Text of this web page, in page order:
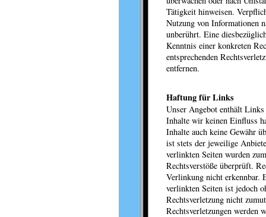
Tätigkeit hinweisen.
Nutzung von Informationen
unberührt. Eine
Kenntnis einer konkreten
entsprechenden
entfernen.
Haftung für Links
Unser Angebot enthält
Inhalte wir keinen Einfluss
Inhalte auch keine Gewähr
ist stets der jeweilige
verlinkten Seiten wurden
Rechtsverstöße überprüft.
Verlinkung nicht erkennbar.
verlinkten Seiten ist jedoch
Rechtsverletzung nicht
Rechtsverletzungen werden